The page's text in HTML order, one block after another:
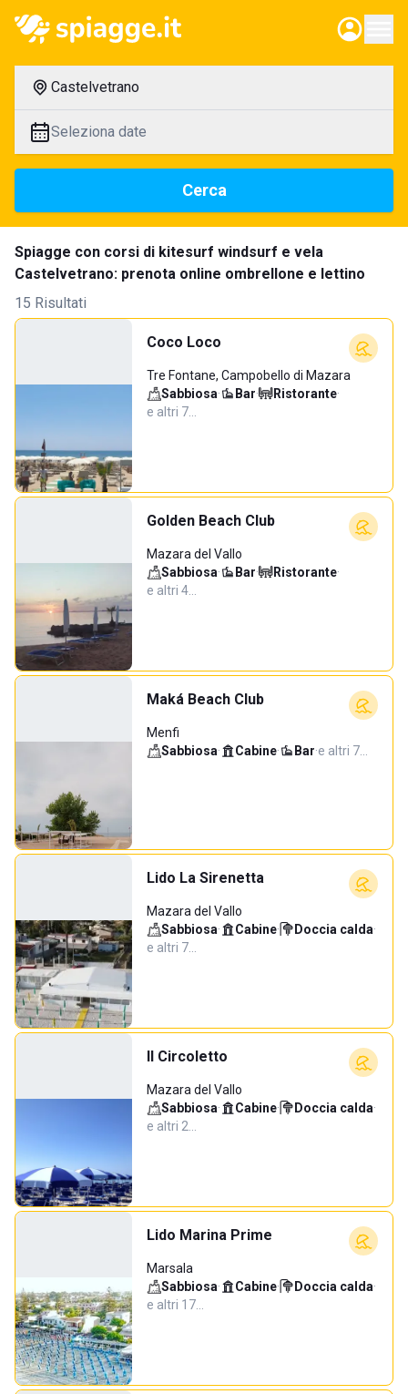
Castelvetrano
Seleziona date
Cerca
Spiagge con corsi di kitesurf windsurf e vela
Castelvetrano: prenota online ombrellone e lettino
15 Risultati
Coco Loco
Tre Fontane, Campobello di Mazara
Sabbiosa· Bar· Ristorante·
e altri 7…
Golden Beach Club
Mazara del Vallo
Sabbiosa· Bar· Ristorante·
e altri 4…
Maká Beach Club
Menfi
Sabbiosa· Cabine· Bar·e altri 7…
Lido La Sirenetta
Mazara del Vallo
Sabbiosa· Cabine· Doccia calda·
e altri 7…
Il Circoletto
Mazara del Vallo
Sabbiosa· Cabine· Doccia calda·
e altri 2…
Lido Marina Prime
Marsala
Sabbiosa· Cabine· Doccia calda·
e altri 17…